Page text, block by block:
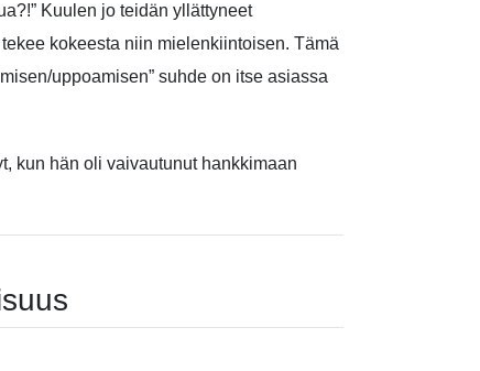
Kuulen jo teidän yllättyneet
kokeesta niin mielenkiintoisen. Tämä
uppoamisen” suhde on itse asiassa
kun hän oli vaivautunut hankkimaan